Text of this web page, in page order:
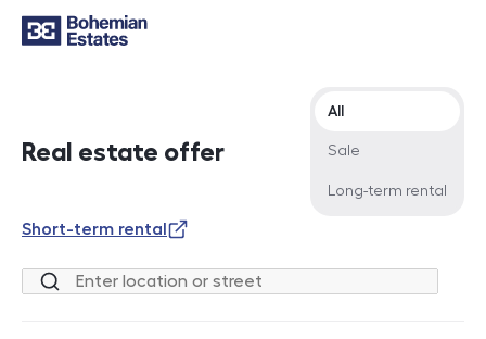
Real estate offer
Offer type
All
Sale
Long-term rental
Short-term rental
Location or street